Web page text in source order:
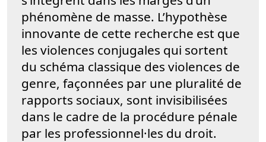
phénomène de masse. L’hypothèse
innovante de cette recherche est que
les violences conjugales qui sortent
du schéma classique des violences de
genre, façonnées par une pluralité de
rapports sociaux, sont invisibilisées
dans le cadre de la procédure pénale
par les professionnel·les du droit.